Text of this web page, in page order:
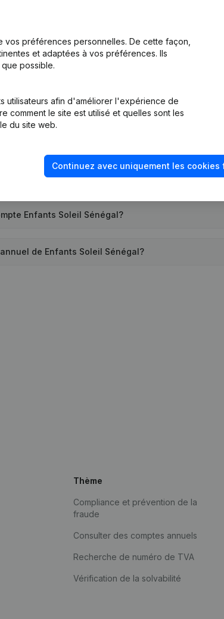
de Enfants Soleil Sénégal?
Sénégal a-t-elle été créée?
Soleil Sénégal a déposé des comptes annuels?
Enfants Soleil Sénégal?
de Enfants Soleil Sénégal?
préférences personnelles. De cette façon,
et adaptées à vos préférences. Ils
possible.
utilisateurs afin d'améliorer l'expérience de
comment le site est utilisé et quelles sont les
du site web.
Continuez avec uniquement les cookies
Thème
Compliance et prévention de la
fraude
Consulter des comptes annuels
Recherche de numéro de TVA
Vérification de la solvabilité